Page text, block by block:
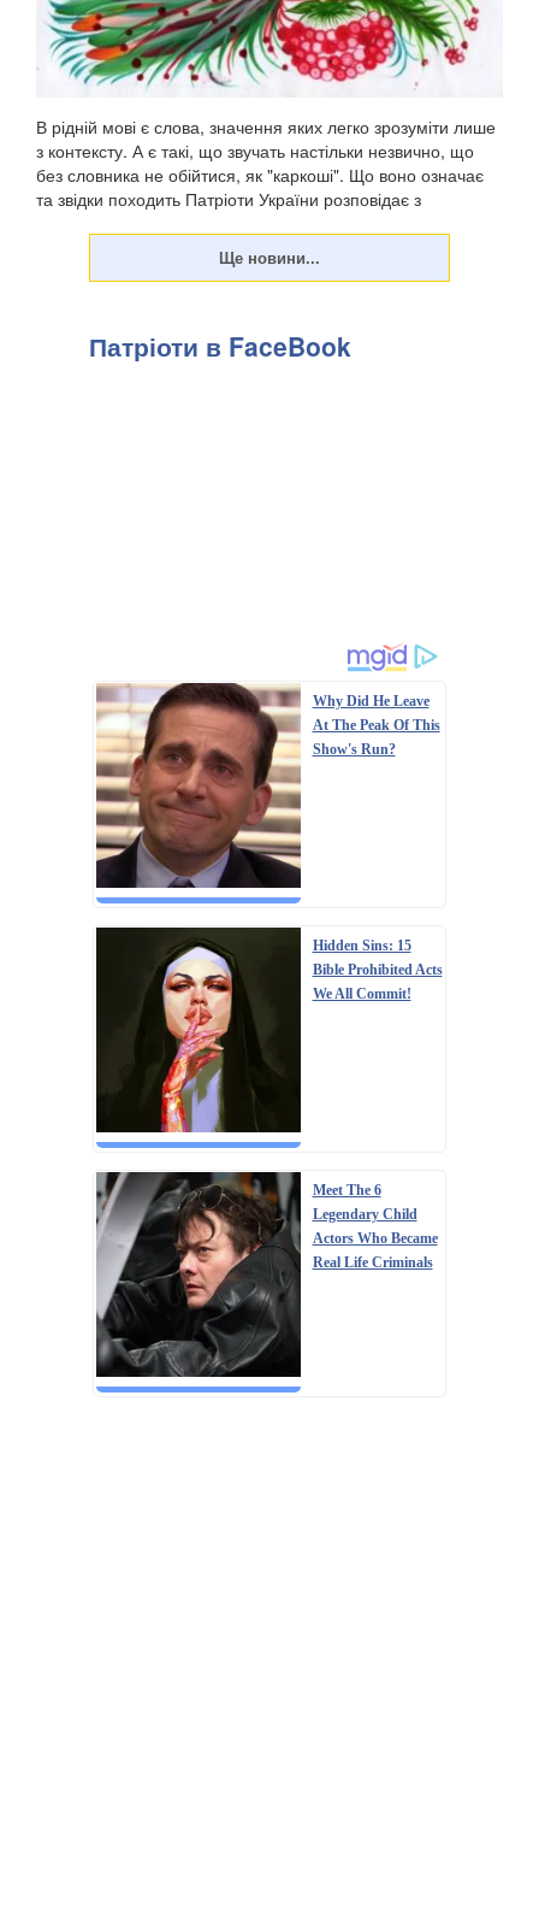
В рідній мові є слова, значення яких легко зрозуміти лише
з контексту. А є такі, що звучать настільки незвично, що
без словника не обійтися, як "каркоші". Що воно означає
та звідки походить Патріоти України розповідає з
Патріоти в FaceBook
Why Did He Leave
At The Peak Of This
Show's Run?
Hidden Sins: 15
Bible Prohibited Acts
We All Commit!
Meet The 6
Legendary Child
Actors Who Became
Real Life Criminals